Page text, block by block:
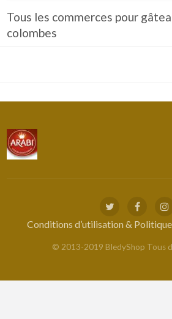
Tous les commerces pour
colombes
Conditions d’utilisation &
© 2013-2019 BledyShop Tous